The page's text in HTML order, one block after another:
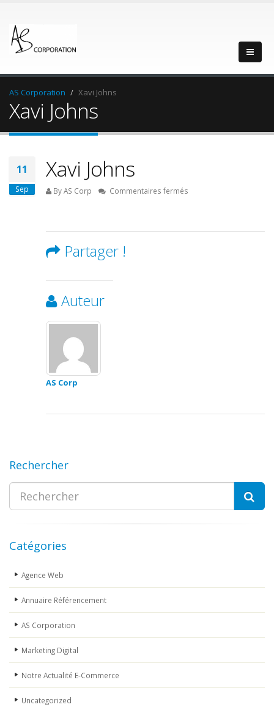
AS Corporation Xavi Johns
Xavi Johns
11
Sep
Xavi Johns
By AS Corp Commentaires fermés
Partager !
Auteur
AS Corp
Rechercher
Catégories
Agence Web
Annuaire Référencement
AS Corporation
Marketing Digital
Notre Actualité E-Commerce
Uncategorized